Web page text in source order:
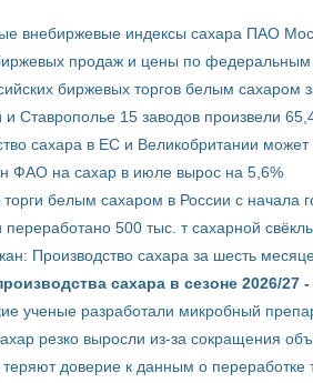
внебиржевые индексы сахара ПАО
продаж и цены по федеральным
биржевых торгов белым сахаром
Ставрополье 15 заводов произвели
сахара в ЕС и Великобритании
ФАО на сахар в июле вырос на 5,6%
белым сахаром в России с начала
переработано 500 тыс. т сахарной
Производство сахара за шесть
сахара в сезоне 2026/
ученые разработали микробный
резко выросли из-за сокращения
доверие к данным о переработке